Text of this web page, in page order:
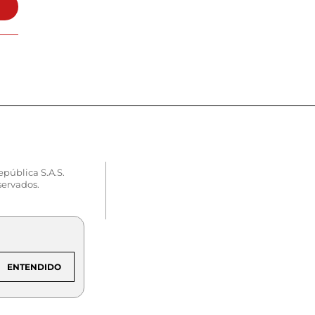
S.A.S.
ENTENDIDO